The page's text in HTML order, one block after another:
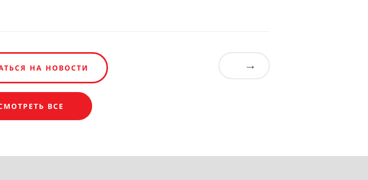
НА НОВОСТИ
ВСЕ
→